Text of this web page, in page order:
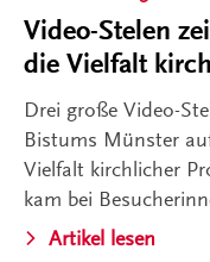
Video-Stelen
die Vielfalt
Drei große Video-
Bistums Münster
Vielfalt kirchlicher
kam bei
Artikel lesen